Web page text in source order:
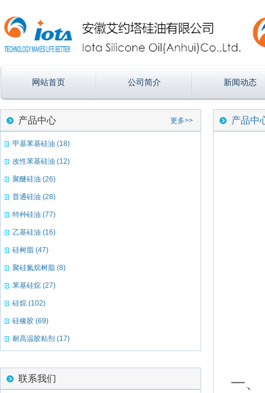
网站首页 公司简介 新闻动态
产品中心 更多>>
甲基苯基硅油 (18)
改性苯基硅油 (12)
聚醚硅油 (26)
普通硅油 (28)
特种硅油 (77)
乙基硅油 (16)
硅树脂 (47)
聚硅氮烷树脂 (8)
苯基硅烷 (27)
硅烷 (102)
硅橡胶 (69)
耐高温胶粘剂 (17)
联系我们
产品中
一